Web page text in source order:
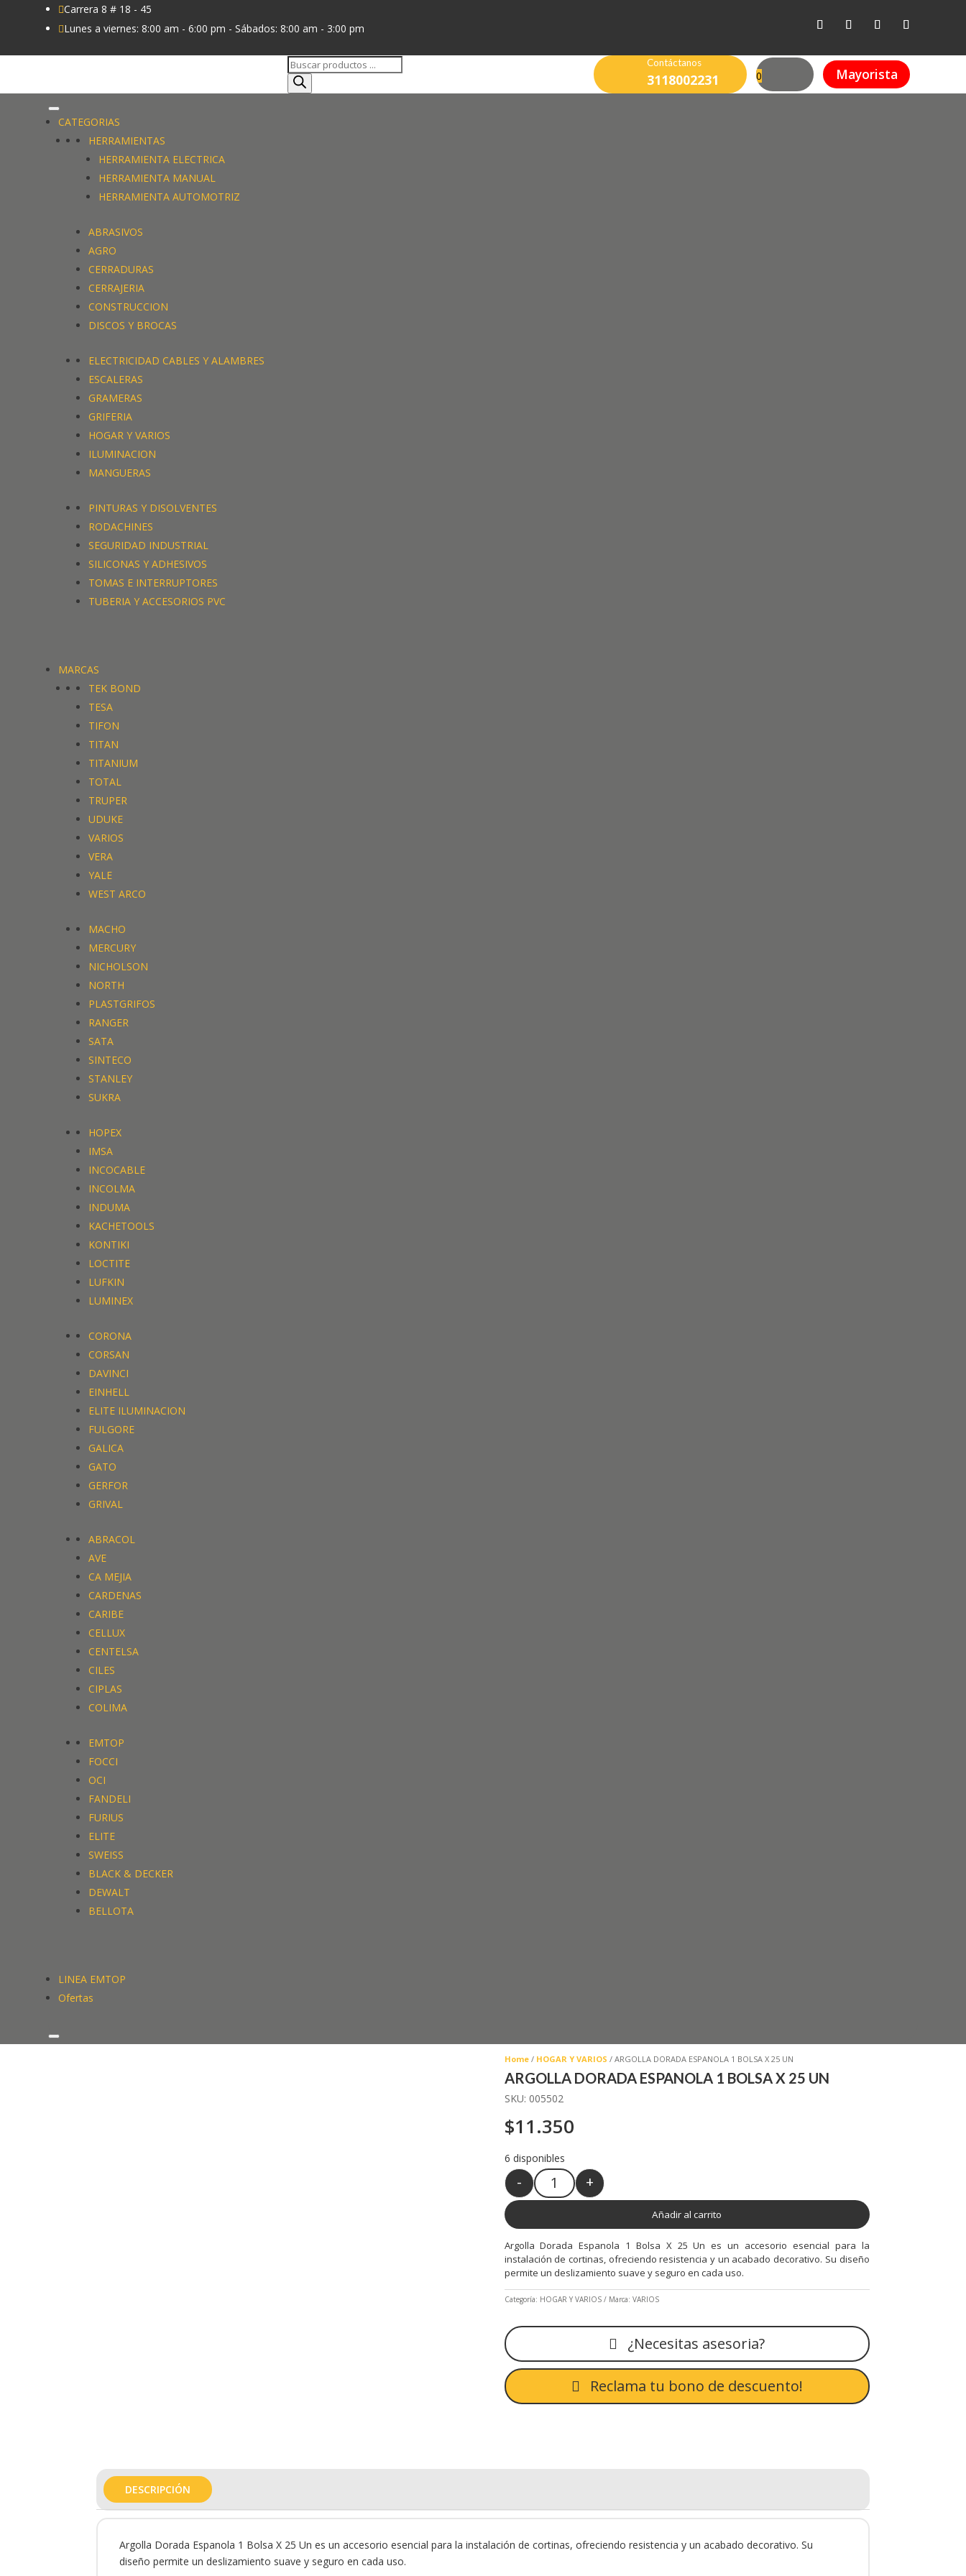
Carrera 8 # 18 - 45
Lunes a viernes: 8:00 am - 6:00 pm - Sábados: 8:00 am - 3:00 pm
Búsqueda
de
productos
Contáctanos
3118002231 0 Mayorista
CATEGORIAS
HERRAMIENTAS
HERRAMIENTA ELECTRICA
HERRAMIENTA MANUAL
HERRAMIENTA AUTOMOTRIZ
ABRASIVOS
AGRO
CERRADURAS
CERRAJERIA
CONSTRUCCION
DISCOS Y BROCAS
ELECTRICIDAD CABLES Y ALAMBRES
ESCALERAS
GRAMERAS
GRIFERIA
HOGAR Y VARIOS
ILUMINACION
MANGUERAS
PINTURAS Y DISOLVENTES
RODACHINES
SEGURIDAD INDUSTRIAL
SILICONAS Y ADHESIVOS
TOMAS E INTERRUPTORES
TUBERIA Y ACCESORIOS PVC
MARCAS
TEK BOND
TESA
TIFON
TITAN
TITANIUM
TOTAL
TRUPER
UDUKE
VARIOS
VERA
YALE
WEST ARCO
MACHO
MERCURY
NICHOLSON
NORTH
PLASTGRIFOS
RANGER
SATA
SINTECO
STANLEY
SUKRA
HOPEX
IMSA
INCOCABLE
INCOLMA
INDUMA
KACHETOOLS
KONTIKI
LOCTITE
LUFKIN
LUMINEX
CORONA
CORSAN
DAVINCI
EINHELL
ELITE ILUMINACION
FULGORE
GALICA
GATO
GERFOR
GRIVAL
ABRACOL
AVE
CA MEJIA
CARDENAS
CARIBE
CELLUX
CENTELSA
CILES
CIPLAS
COLIMA
EMTOP
FOCCI
OCI
FANDELI
FURIUS
ELITE
SWEISS
BLACK & DECKER
DEWALT
BELLOTA
LINEA EMTOP
Ofertas
Home/ HOGAR Y VARIOS / ARGOLLA DORADA ESPANOLA 1 BOLSA X 25 UN
ARGOLLA DORADA ESPANOLA 1 BOLSA X 25 UN
SKU: 005502
$11.350
6 disponibles
Quantity
- +
Añadir al carrito
Argolla Dorada Espanola 1 Bolsa X 25 Un es un accesorio esencial para la
instalación de cortinas, ofreciendo resistencia y un acabado decorativo. Su diseño
permite un deslizamiento suave y seguro en cada uso.
Categoría: HOGAR Y VARIOS Marca: VARIOS
¿Necesitas asesoria?
Reclama tu bono de descuento!
DESCRIPCIÓN
Argolla Dorada Espanola 1 Bolsa X 25 Un es un accesorio esencial para la instalación de cortinas, ofreciendo resistencia y un acabado decorativo. Su
diseño permite un deslizamiento suave y seguro en cada uso.